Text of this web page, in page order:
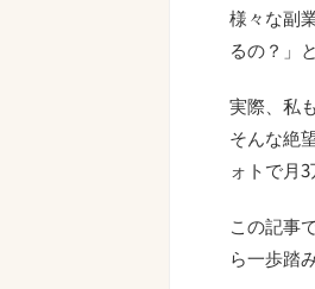
様々な副
るの？」
実際、私
そんな絶
ォトで月
この記事
ら一歩踏